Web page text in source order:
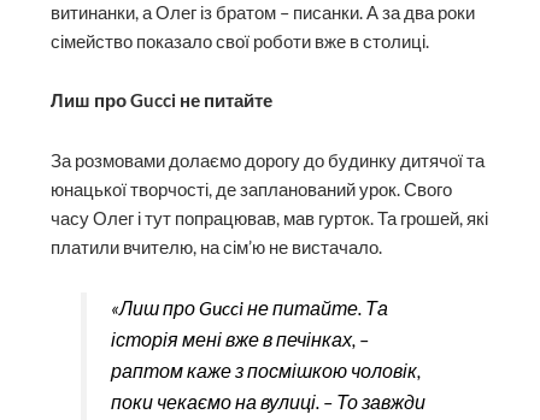
витинанки, а Олег із братом – писанки. А за два роки
сімейство показало свої роботи вже в столиці.
Лиш про Gucci не питайте
За розмовами долаємо дорогу до будинку дитячої та
юнацької творчості, де запланований урок. Свого
часу Олег і тут попрацював, мав гурток. Та грошей, які
платили вчителю, на сім’ю не вистачало.
«Лиш про Gucci не питайте. Та
історія мені вже в печінках, –
раптом каже з посмішкою чоловік,
поки чекаємо на вулиці. – То завжди